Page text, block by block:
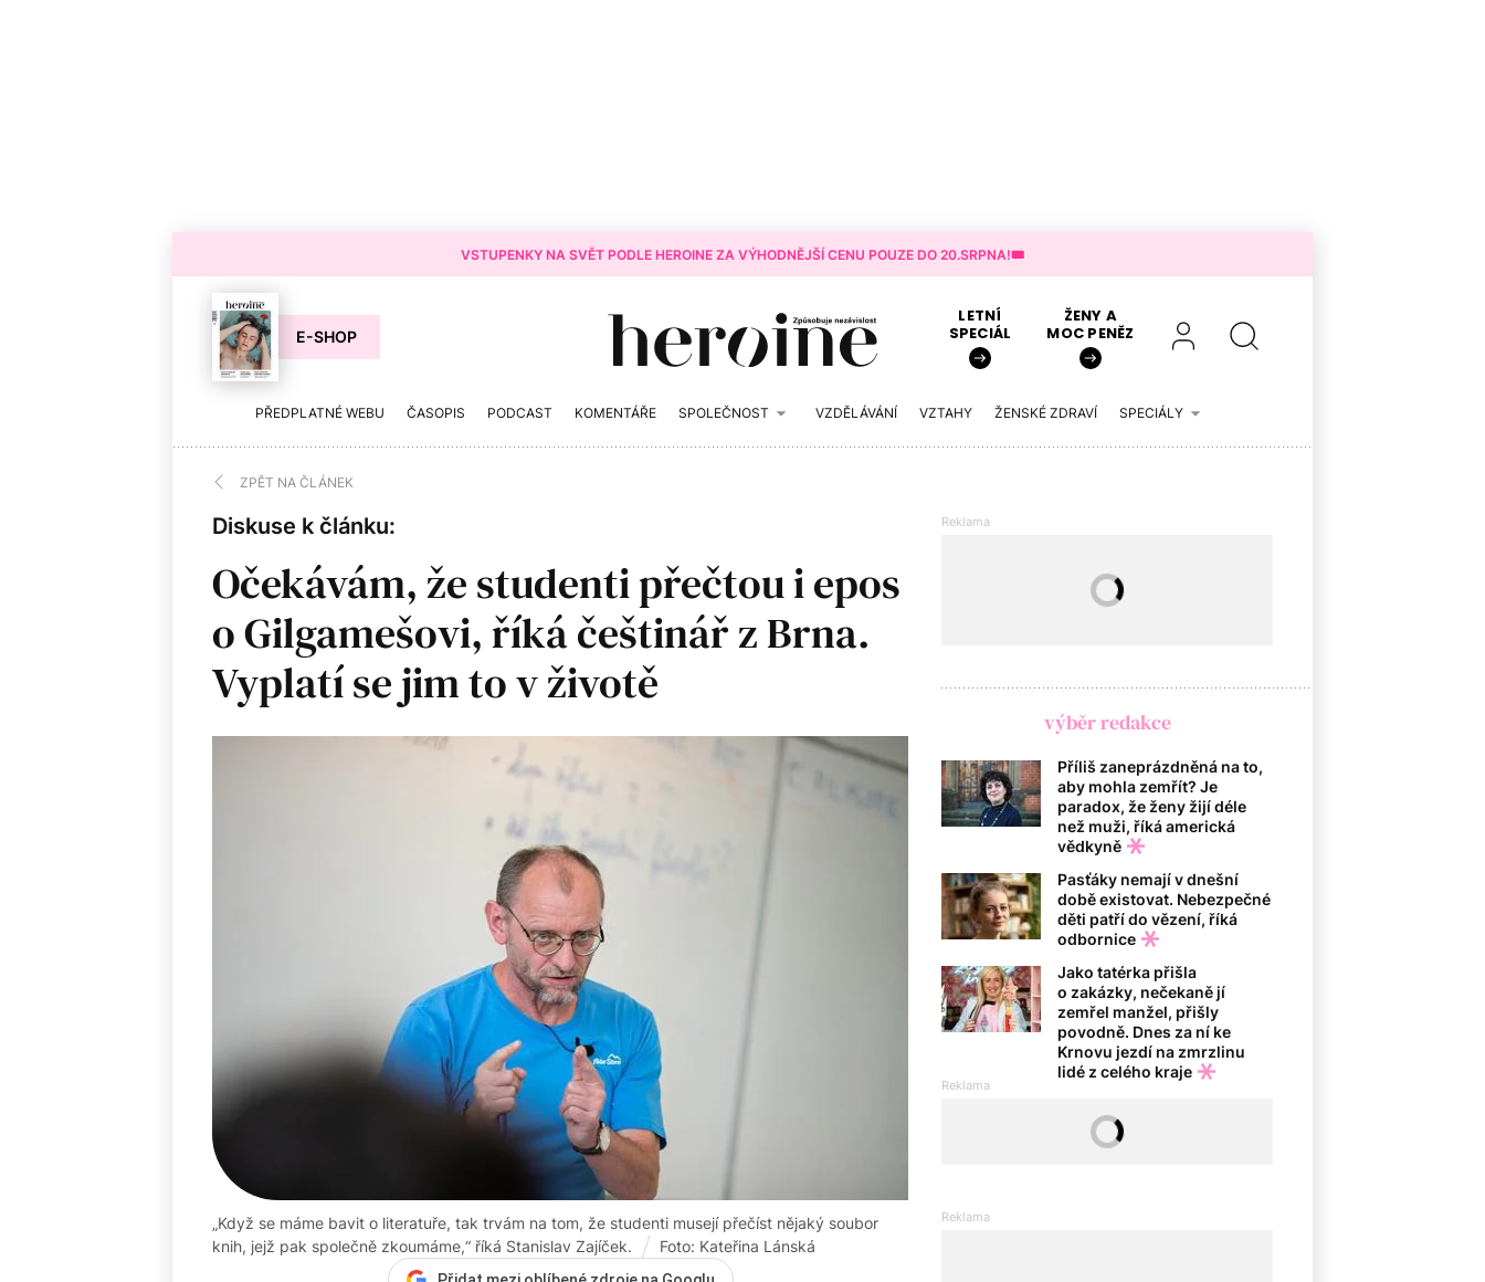
VSTUPENKY NA SVĚT PODLE HEROINE ZA VÝHODNĚJŠÍ CENU POUZE DO 20.SRPNA!🎟️
E-SHOP
LETNÍ
SPECIÁL
ŽENY A
MOC PENĚZ
PŘEDPLATNÉ WEBU ČASOPIS PODCAST KOMENTÁŘE SPOLEČNOST VZDĚLÁVÁNÍ VZTAHY ŽENSKÉ ZDRAVÍ SPECIÁLY
ZPĚT NA ČLÁNEK
Diskuse k článku:
Očekávám, že studenti přečtou i epos
o Gilgamešovi, říká češtinář z Brna.
Vyplatí se jim to v životě
„Když se máme bavit o literatuře, tak trvám na tom, že studenti musejí přečíst nějaký soubor
knih, jejž pak společně zkoumáme,“ říká Stanislav Zajíček.
Foto: Kateřina Lánská
výběr redakce
Příliš zaneprázdněná na to,
aby mohla zemřít? Je
paradox, že ženy žijí déle
než muži, říká americká
vědkyně
Pasťáky nemají v dnešní
době existovat. Nebezpečné
děti patří do vězení, říká
odbornice
Jako tatérka přišla
o zakázky, nečekaně jí
zemřel manžel, přišly
povodně. Dnes za ní ke
Krnovu jezdí na zmrzlinu
lidé z celého kraje